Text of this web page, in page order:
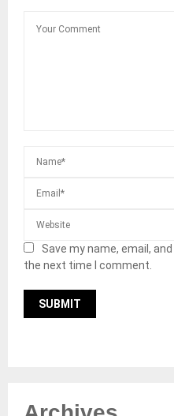
Save my name, email,
the next time I comment.